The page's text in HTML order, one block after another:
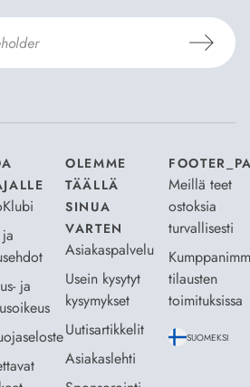
ja
OLEMME
TÄÄLLÄ
SINUA
VARTEN
Asiakaspalvelu
Usein kysytyt
kysymykset
Uutisartikkelit
Asiakaslehti
Meillä teet
ostoksia
turvallisesti
tilausten
toimituksissa
SUOMEKSI